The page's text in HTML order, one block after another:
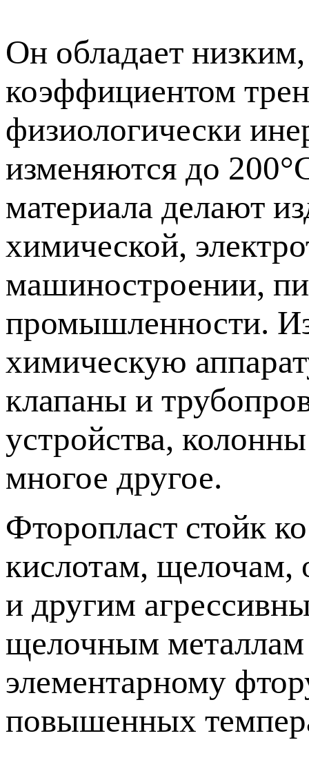
Он обладает
коэффициентом
физиологически
изменяются до
материала делают
химической,
машиностроении,
промышленности. Из
химическую
клапаны и
устройства,
многое другое.
Фторопласт стойк
кислотам, щелочам,
и другим
щелочным металлам
элементарному
повышенных